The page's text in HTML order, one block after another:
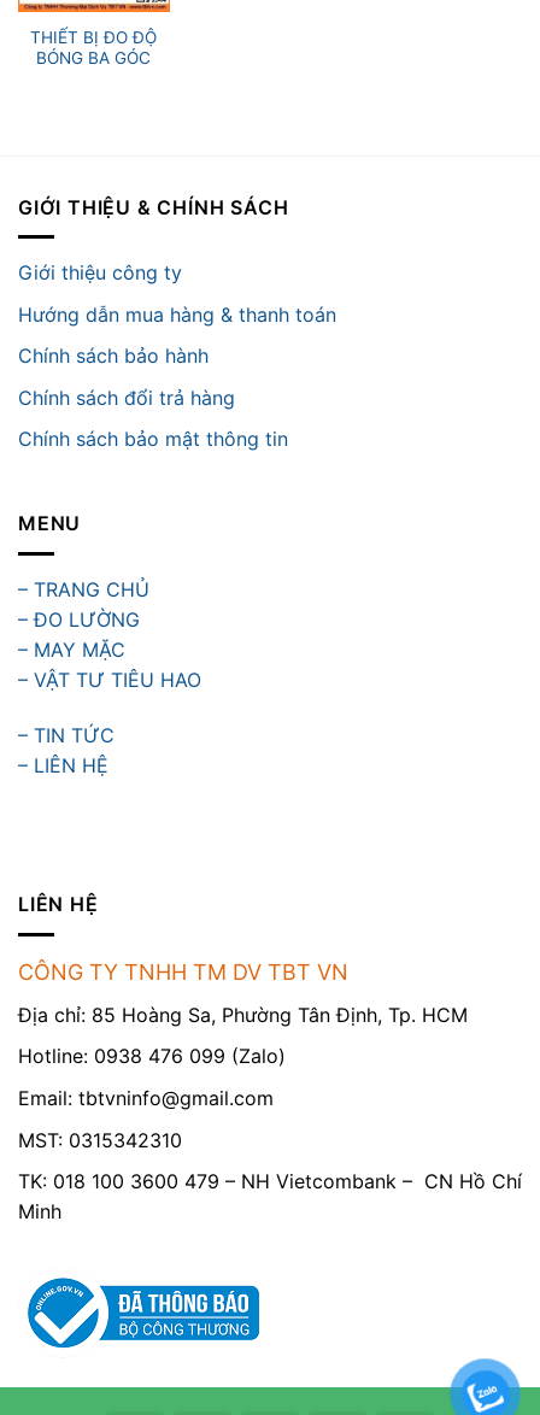
THIẾT BỊ ĐO ĐỘ
BÓNG BA GÓC
GIỚI THIỆU & CHÍNH SÁCH
Giới thiệu công ty
Hướng dẫn mua hàng & thanh toán
Chính sách bảo hành
Chính sách đổi trả hàng
Chính sách bảo mật thông tin
MENU
– TRANG CHỦ
– ĐO LƯỜNG
– MAY MẶC
– VẬT TƯ TIÊU HAO
– TIN TỨC
– LIÊN HỆ
LIÊN HỆ
CÔNG TY TNHH TM DV TBT VN
Địa chỉ: 85 Hoàng Sa, Phường Tân Định, Tp. HCM
Hotline: 0938 476 099 (Zalo)
Email: tbtvninfo@gmail.com
MST: 0315342310
TK: 018 100 3600 479 – NH Vietcombank – CN Hồ Chí
Minh